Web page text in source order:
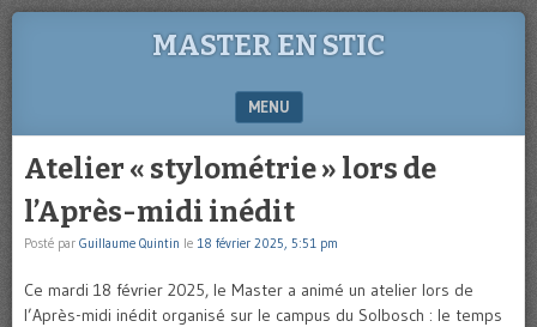
MASTER EN STIC
MENU
Atelier « stylométrie » lors de
l’Après-midi inédit
Posté par Guillaume Quintin le 18 février 2025, 5:51 pm
Ce mardi 18 février 2025, le Master a animé un atelier lors de
l’Après-midi inédit organisé sur le campus du Solbosch : le temps